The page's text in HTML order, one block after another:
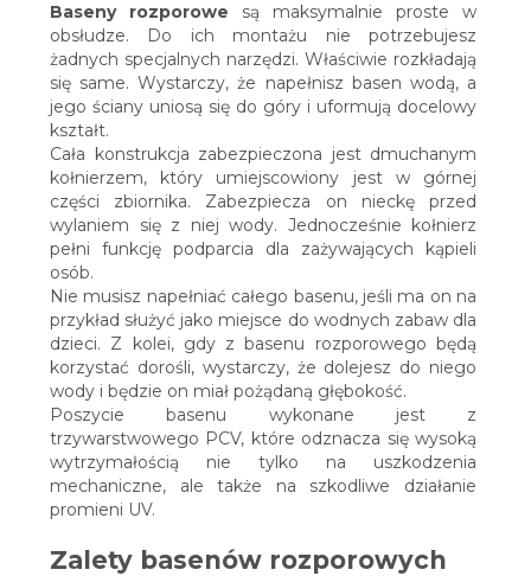
Baseny rozporowe są maksymalnie proste w
obsłudze. Do ich montażu nie potrzebujesz
żadnych specjalnych narzędzi. Właściwie rozkładają
się same. Wystarczy, że napełnisz basen wodą, a
jego ściany uniosą się do góry i uformują docelowy
kształt.
Cała konstrukcja zabezpieczona jest dmuchanym
kołnierzem, który umiejscowiony jest w górnej
części zbiornika. Zabezpiecza on nieckę przed
wylaniem się z niej wody. Jednocześnie kołnierz
pełni funkcję podparcia dla zażywających kąpieli
osób.
Nie musisz napełniać całego basenu, jeśli ma on na
przykład służyć jako miejsce do wodnych zabaw dla
dzieci. Z kolei, gdy z basenu rozporowego będą
korzystać dorośli, wystarczy, że dolejesz do niego
wody i będzie on miał pożądaną głębokość.
Poszycie basenu wykonane jest z
trzywarstwowego PCV, które odznacza się wysoką
wytrzymałością nie tylko na uszkodzenia
mechaniczne, ale także na szkodliwe działanie
promieni UV.
Zalety basenów rozporowych